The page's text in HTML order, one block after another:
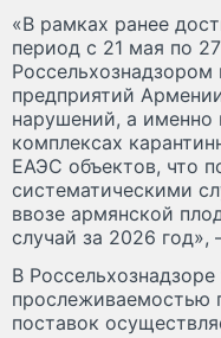
«В рамках ранее
период с 21 мая по
Россельхознадзором
предприятий
нарушений, а именно
комплексах
ЕАЭС объектов, что
систематическими
ввозе армянской
случай за 2026 год»,
В
прослеживаемостью
поставок